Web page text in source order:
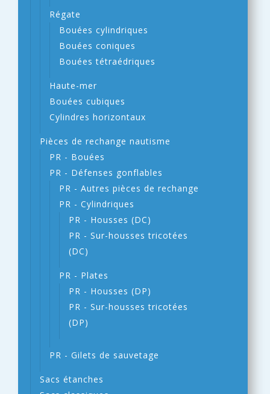
Régate
Bouées cylindriques
Bouées coniques
Bouées tétraédriques
Haute-mer
Bouées cubiques
Cylindres horizontaux
Pièces de rechange nautisme
PR - Bouées
PR - Défenses gonflables
PR - Autres pièces de rechange
PR - Cylindriques
PR - Housses (DC)
PR - Sur-housses tricotées
(DC)
PR - Plates
PR - Housses (DP)
PR - Sur-housses tricotées
(DP)
PR - Gilets de sauvetage
Sacs étanches